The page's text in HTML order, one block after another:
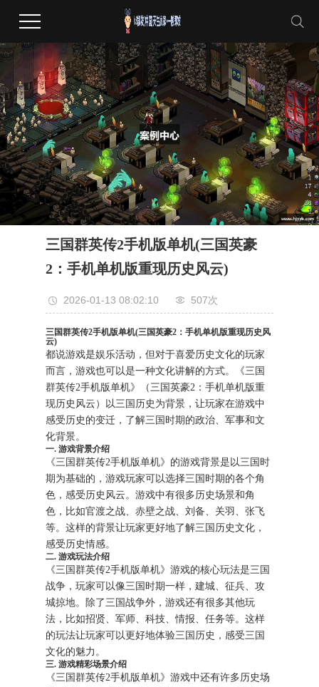
三国群英传2手机版单机(三国英豪
2：手机单机版重现历史风云)
2026-01-13 08:02:10 507次
三国群英传2手机版单机(三国英豪2：手机单机版重现历史风
云)
都说游戏是娱乐活动，但对于喜爱历史文化的玩家
而言，游戏也可以是一种文化讲解的方式。《三国
群英传2手机版单机》（三国英豪2：手机单机版重
现历史风云）以三国历史为背景，让玩家在游戏中
感受历史的变迁，了解三国时期的政治、军事和文
化背景。
一. 游戏背景介绍
《三国群英传2手机版单机》的游戏背景是以三国时
期为基础的，游戏玩家可以选择三国时期的各个角
色，感受历史风云。游戏中有很多历史场景和角
色，比如官渡之战、赤壁之战、刘备、关羽、张飞
等。这样的背景让玩家更好地了解三国历史文化，
感受历史情感。
二. 游戏玩法介绍
《三国群英传2手机版单机》游戏的核心玩法是三国
战争，玩家可以像三国时期一样，建城、征兵、攻
城掠地。除了三国战争外，游戏还有很多其他玩
法，比如招贤、军师、科技、情报、任务等。这样
的玩法让玩家可以更好地体验三国历史，感受三国
文化的魅力。
三. 游戏精彩场景介绍
《三国群英传2手机版单机》游戏中还有许多历史场